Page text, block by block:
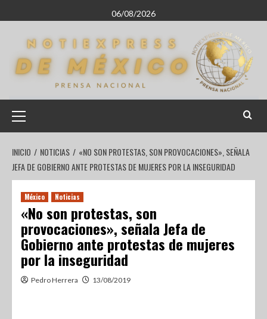
06/08/2026
INICIO NOTICIAS
«NO SON PROTESTAS, SON PROVOCACIONES», SEÑALA
JEFA DE GOBIERNO ANTE PROTESTAS DE MUJERES POR LA INSEGURIDAD
México Noticias
«No son protestas, son
provocaciones», señala Jefa de
Gobierno ante protestas de mujeres
por la inseguridad
Pedro Herrera 13/08/2019